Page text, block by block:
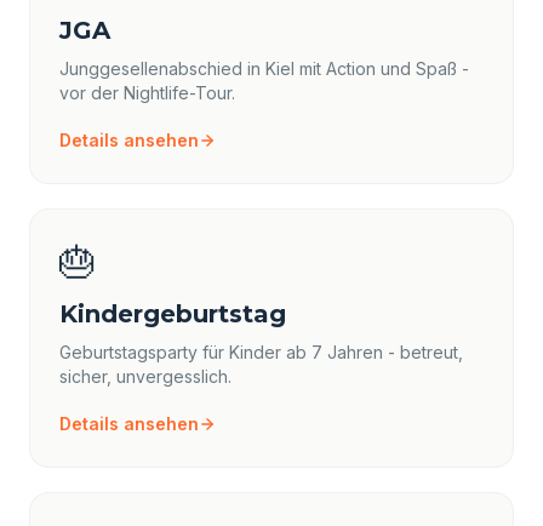
JGA
Junggesellenabschied in Kiel mit Action und Spaß -
vor der Nightlife-Tour.
Details ansehen
🎂
Kindergeburtstag
Geburtstagsparty für Kinder ab 7 Jahren - betreut,
sicher, unvergesslich.
Details ansehen